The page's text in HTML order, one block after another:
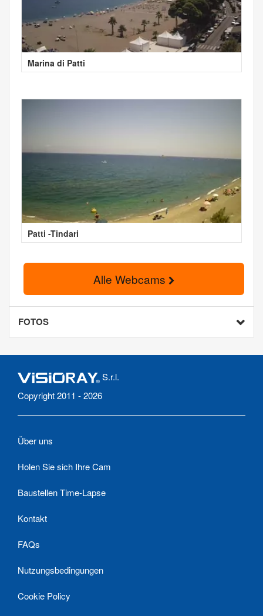
Marina di Patti
Patti -Tindari
Alle Webcams
FOTOS
S.r.l.
Copyright 2011 - 2026
Über uns
Holen Sie sich Ihre Cam
Baustellen Time-Lapse
Kontakt
FAQs
Nutzungsbedingungen
Cookie Policy